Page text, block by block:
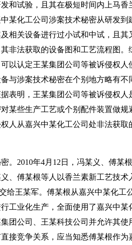
和试验，且其在极短时间内上马香
某化工公司涉案技术秘密从研发到
相关设备进行过小试和中试，且其
非法获取的设备图和工艺流程图。
以认定王某集团公司等被诉侵权人
与涉案技术秘密在个别地方略有不
表明，王某集团公司等被诉侵权人
某些生产工艺或个别配件装置做规
人从嘉兴中某化工公司处非法获取
2010年4月12日，冯某义、傅某
、傅某根等人以香兰素新工艺技术
给王某军。傅某根从嘉兴中某化工
工业化生产，全面使用了嘉兴中某
团公司、王某科技公司并允许其使
接竞争关系，应当知悉傅某根作为